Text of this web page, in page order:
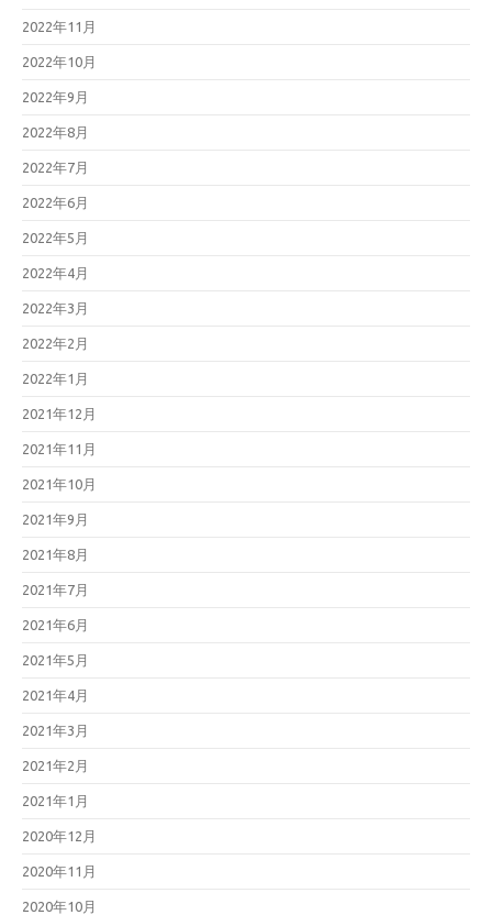
2022年11月
2022年10月
2022年9月
2022年8月
2022年7月
2022年6月
2022年5月
2022年4月
2022年3月
2022年2月
2022年1月
2021年12月
2021年11月
2021年10月
2021年9月
2021年8月
2021年7月
2021年6月
2021年5月
2021年4月
2021年3月
2021年2月
2021年1月
2020年12月
2020年11月
2020年10月